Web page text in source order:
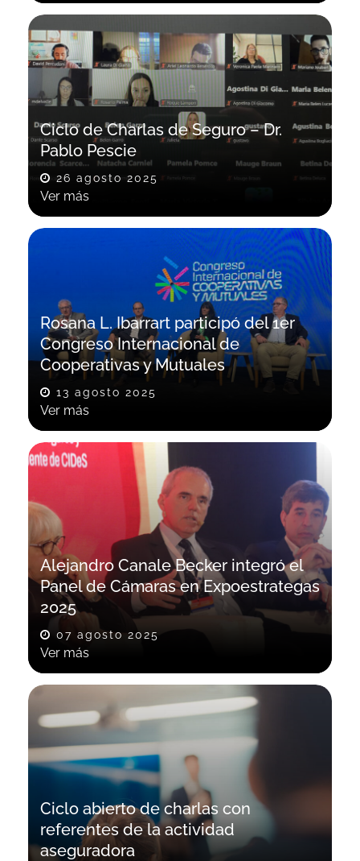
Ciclo de Charlas de Seguro – Dr.
Pablo Pescie
26 agosto 2025
Ver más
Rosana L. Ibarrart participó del 1er
Congreso Internacional de
Cooperativas y Mutuales
13 agosto 2025
Ver más
Alejandro Canale Becker integró el
Panel de Cámaras en Expoestrategas
2025​
07 agosto 2025
Ver más
Ciclo abierto de charlas con
referentes de la actividad
aseguradora​